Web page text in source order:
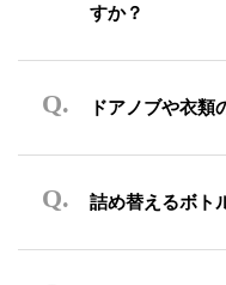
すか？
ドアノブや衣類
詰め替えるボト